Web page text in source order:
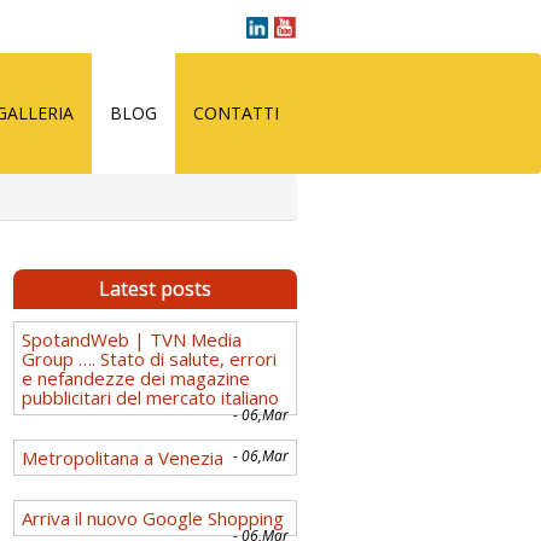
BLOG CONTATTI
Latest posts
SpotandWeb | TVN Media
Group …. Stato di salute, errori
e nefandezze dei magazine
pubblicitari del mercato italiano
- 06,Mar
Metropolitana a Venezia - 06,Mar
Arriva il nuovo Google Shopping
- 06,Mar